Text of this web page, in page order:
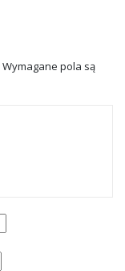
Wymagane pola są